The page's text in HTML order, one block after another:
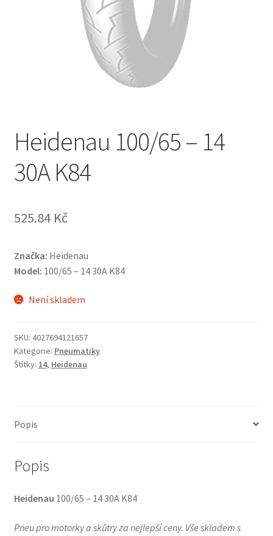
Heidenau 100/65 – 14
30A K84
525.84 Kč
Značka: Heidenau
Model: 100/65 – 14 30A K84
Není skladem
SKU: 4027694121657
Kategorie: Pneumatiky
Štítky: 14, Heidenau
Popis
Popis
Heidenau 100/65 – 14 30A K84
Pneu pro motorky a skůtry za nejlepší ceny. Vše skladem s